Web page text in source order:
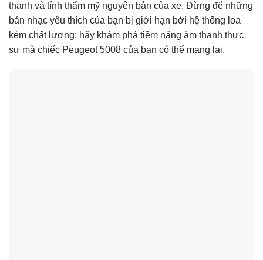
thanh và tính thẩm mỹ nguyên bản của xe. Đừng để những
bản nhạc yêu thích của bạn bị giới hạn bởi hệ thống loa
kém chất lượng; hãy khám phá tiềm năng âm thanh thực
sự mà chiếc Peugeot 5008 của bạn có thể mang lại.